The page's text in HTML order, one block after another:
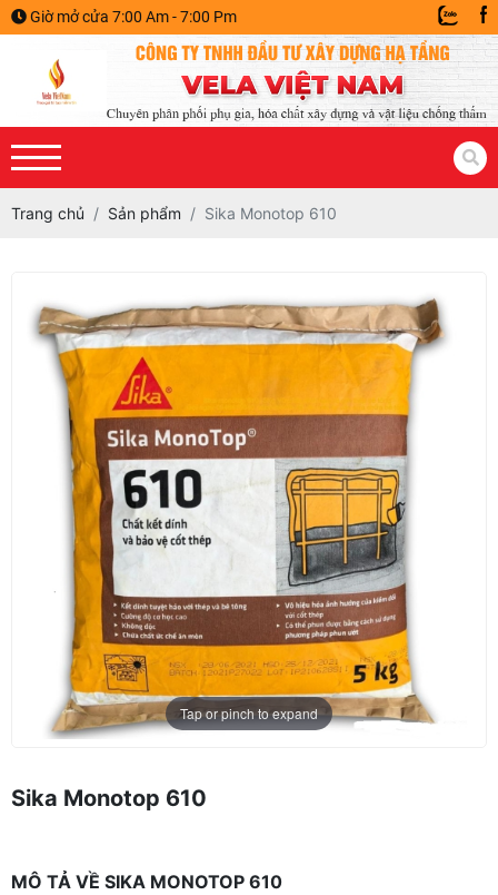
Giờ mở cửa 7:00 Am - 7:00 Pm
Trang chủ Sản phẩm Sika Monotop 610
Tap or pinch to expand
Sika Monotop 610
MÔ TẢ VỀ SIKA MONOTOP 610